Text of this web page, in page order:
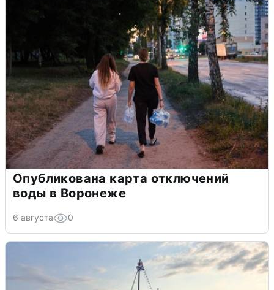
Опубликована карта отключений
воды в Воронеже
6 августа 0